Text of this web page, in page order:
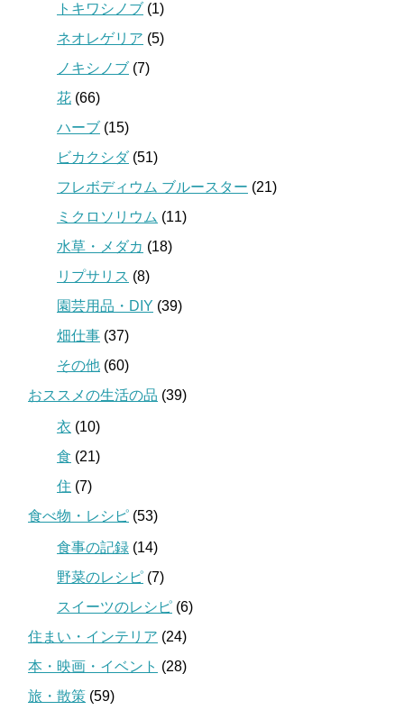
トキワシノブ (1)
ネオレゲリア (5)
ノキシノブ (7)
花 (66)
ハーブ (15)
ビカクシダ(51)
フレボディウム ブルースター (21)
ミクロソリウム (11)
水草・メダカ (18)
リプサリス (8)
園芸用品・DIY (39)
畑仕事 (37)
その他 (60)
おススメの生活の品 (39)
衣 (10)
食 (21)
住 (7)
食べ物・レシピ (53)
食事の記録 (14)
野菜のレシピ (7)
スイーツのレシピ (6)
住まい・インテリア (24)
本・映画・イベント (28)
旅・散策 (59)